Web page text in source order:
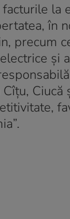
în
precum
și